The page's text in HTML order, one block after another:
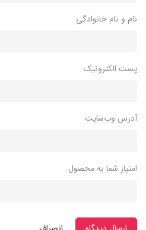
نام و نام خانوادگی
پست الکترونیک
آدرس وب‌سایت
امتیاز شما به محصول